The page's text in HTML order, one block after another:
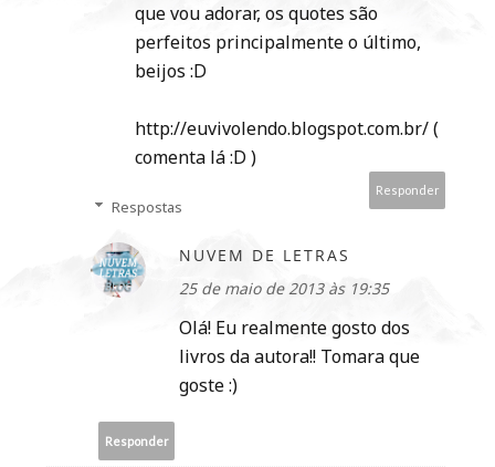
que vou adorar, os quotes são
perfeitos principalmente o último,
beijos :D
http://euvivolendo.blogspot.com.br/ (
comenta lá :D )
Responder
Respostas
NUVEM DE LETRAS
25 de maio de 2013 às 19:35
Olá! Eu realmente gosto dos
livros da autora!! Tomara que
goste :)
Responder